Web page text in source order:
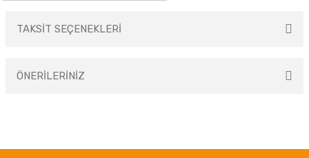
TAKSİT SEÇENEKLERİ
ÖNERİLERİNİZ
Görüş ve önerileriniz için teşekkür ederiz.